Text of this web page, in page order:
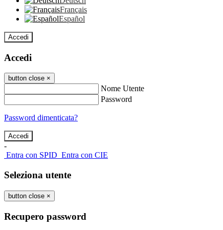
Français
Español
Accedi
Accedi
button close ×
Nome Utente
Password
Password dimenticata?
-
Entra con SPID Entra con CIE
Seleziona utente
button close ×
Recupero password